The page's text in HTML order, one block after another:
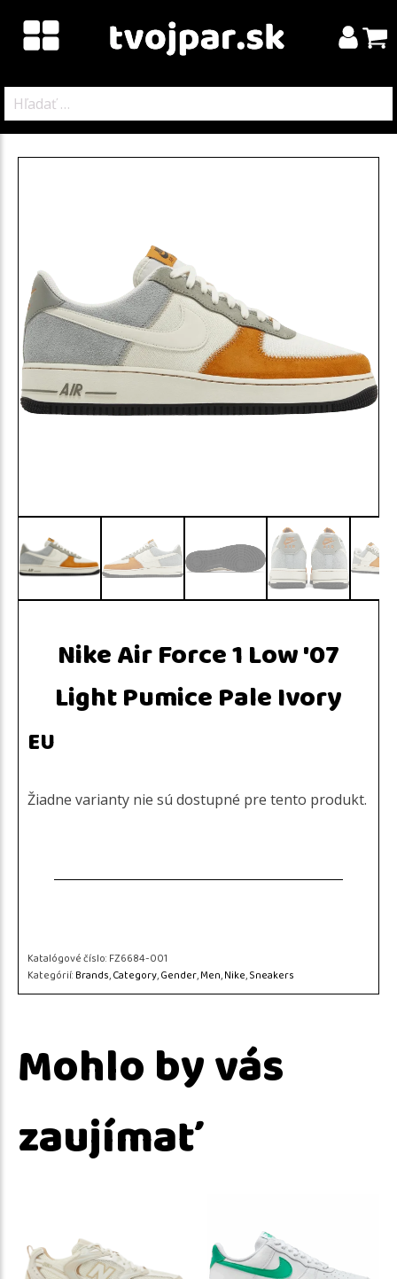
Nike Air Force 1 Low '07
Light Pumice Pale Ivory
EU
Žiadne varianty nie sú dostupné pre tento produkt.
Katalógové číslo:FZ6684-001
Kategórií:Brands,Category,Gender,Men,Nike,Sneakers
Mohlo by vás
zaujímať